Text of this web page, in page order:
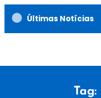
Últimas Notícias
Tag: